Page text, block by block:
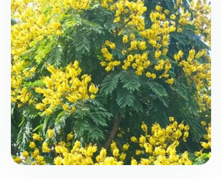
الخيارات
على
صفحة
المنتج